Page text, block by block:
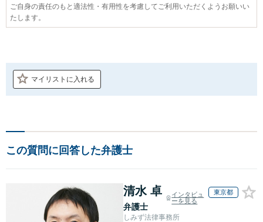
ご自身の責任のもと適法性・有用性を考慮してご利用いただくようお願いい
たします。
マイリストに入れる
この質問に回答した弁護士
清水 卓
弁護士
インタビュ
ーを見る
東京都
しみず法律事務所